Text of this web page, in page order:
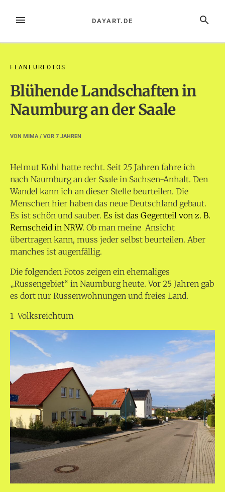
InhaltMENÜ SUCHE
DAYART.DE
FLANEURFOTOS
Blühende Landschaften in
Naumburg an der Saale
VON MIMA/ VOR 7 JAHREN
Helmut Kohl hatte recht. Seit 25 Jahren fahre ich
nach Naumburg an der Saale in Sachsen-Anhalt. Den
Wandel kann ich an dieser Stelle beurteilen. Die
Menschen hier haben das neue Deutschland gebaut.
Es ist schön und sauber. Es ist das Gegenteil von z. B.
Remscheid in NRW. Ob man meine Ansicht
übertragen kann, muss jeder selbst beurteilen. Aber
manches ist augenfällig.
Die folgenden Fotos zeigen ein ehemaliges
„Russengebiet“ in Naumburg heute. Vor 25 Jahren gab
es dort nur Russenwohnungen und freies Land.
1 Volksreichtum